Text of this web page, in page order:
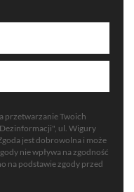
przetwarzanie Twoich
ul. Wigury
Zgoda jest dobrowolna i może
nie wpływa na zgodność
na podstawie zgody przed